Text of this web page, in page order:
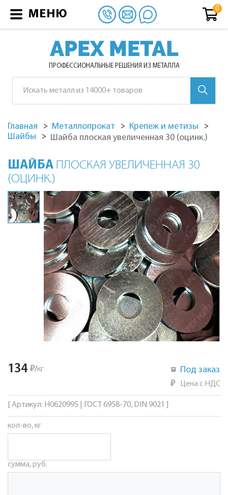
APEX METAL
ПРОФЕССИОНАЛЬНЫЕ РЕШЕНИЯ ИЗ МЕТАЛЛА
Главная Металлопрокат
Крепеж и метизы
Шайбы
Шайба плоская увеличенная 30 (оцинк.)
ШАЙБА ПЛОСКАЯ УВЕЛИЧЕННАЯ 30
(ОЦИНК.)
134 ₽/кг Под заказ
₽ Цена с НДС
[ Артикул: Н0620995 | ГОСТ 6958-70, DIN 9021 ]
кол-во, кг
сумма, руб.
МЕНЮ